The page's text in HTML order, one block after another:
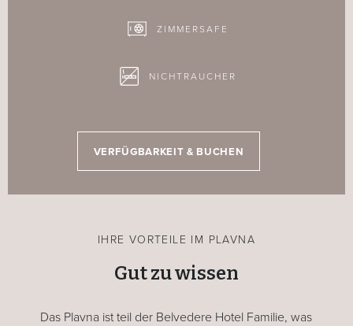
ZIMMERSAFE
NICHTRAUCHER
VERFÜGBARKEIT & BUCHEN
IHRE VORTEILE IM PLAVNA
Gut zu wissen
Das Plavna ist teil der Belvedere Hotel Familie, was